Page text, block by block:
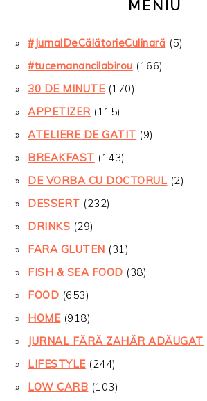
MENIU
#JurnalDeCălătorieCulinară (5)
#tucemanancilabirou (166)
30 DE MINUTE(170)
APPETIZER(115)
ATELIERE DE GATIT (9)
BREAKFAST (143)
DE VORBA CU DOCTORUL (2)
DESSERT (232)
DRINKS (29)
FARA GLUTEN (31)
FISH & SEA FOOD (38)
FOOD (653)
HOME(918)
JURNAL FĂRĂ ZAHĂR ADĂUGAT
LIFESTYLE(244)
LOW CARB (103)